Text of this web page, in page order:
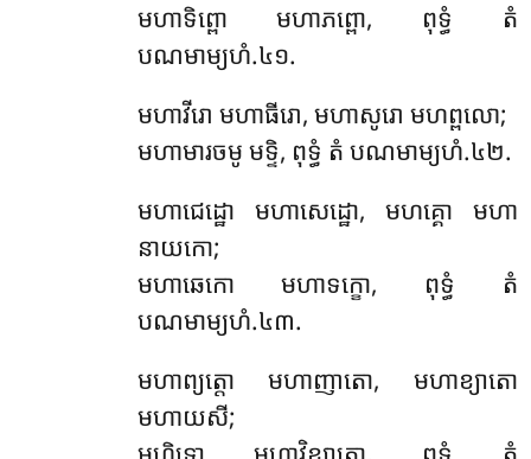
មហាទិព្ពោ មហាភព្ពោ, ពុទ្ធំ តំ
បណមាម្យហំ.៤១.
មហាវីរោ មហាធីរោ, មហាសូរោ មហព្ពលោ;
មហាមារចមូ មទ្ទិ, ពុទ្ធំ តំ បណមាម្យហំ.៤២.
មហាជេដ្ឋោ មហាសេដ្ឋោ, មហគ្គោ មហា
នាយកោ;
មហាឆេកោ មហាទក្ខោ, ពុទ្ធំ តំ
បណមាម្យហំ.៤៣.
មហាព្យត្តោ មហាញាតោ, មហាខ្យាតោ
មហាយសី;